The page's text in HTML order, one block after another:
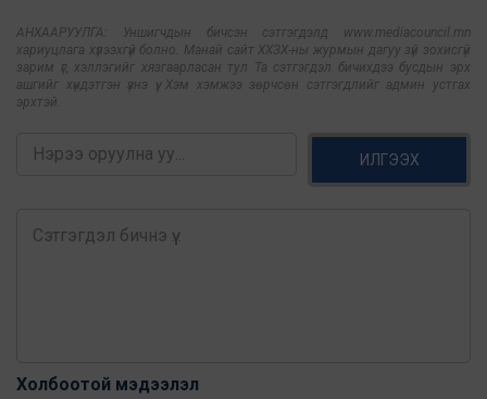
АНХААРУУЛГА: Уншигчдын бичсэн сэтгэгдэлд www.mediacouncil.mn
хариуцлага хүлээхгүй болно. Манай сайт ХХЗХ-ны журмын дагуу зүй зохисгүй
зарим үг, хэллэгийг хязгаарласан тул Та сэтгэгдэл бичихдээ бусдын эрх
ашгийг хүндэтгэн үзнэ үү. Хэм хэмжээ зөрчсөн сэтгэгдлийг админ устгах
эрхтэй.
ИЛГЭЭХ
Холбоотой мэдээлэл